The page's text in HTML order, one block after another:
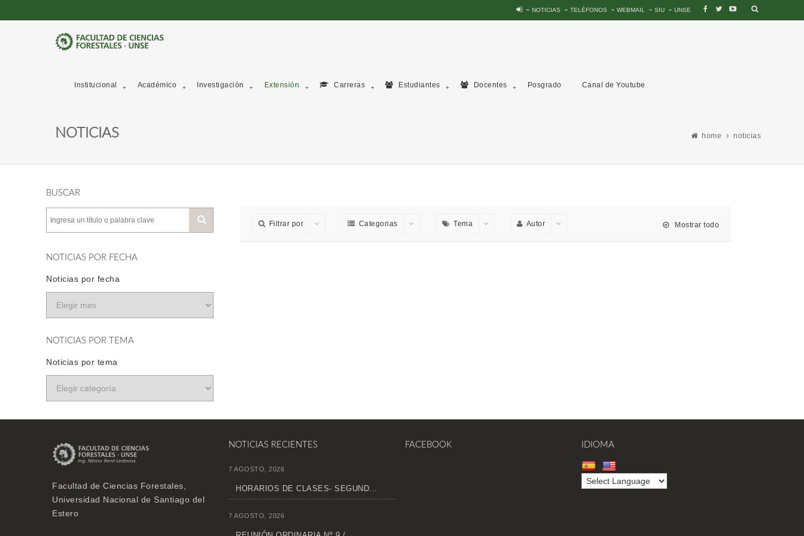
NOTICIAS TELÉFONOS WEBMAIL SIU UNSE
Institucional Académico Investigación Extensión Carreras Estudiantes Docentes Posgrado Canal de Youtube
NOTICIAS home noticias
BUSCAR
NOTICIAS POR FECHA
Noticias por fecha
NOTICIAS POR TEMA
Noticias por tema
Filtrar por Categorias Tema Autor Mostrar todo
Facultad de Ciencias Forestales,
Universidad Nacional de Santiago del
Estero
NOTICIAS RECIENTES
7 AGOSTO, 2026
HORARIOS DE CLASES- SEGUND...
7 AGOSTO, 2026
FACEBOOK IDIOMA